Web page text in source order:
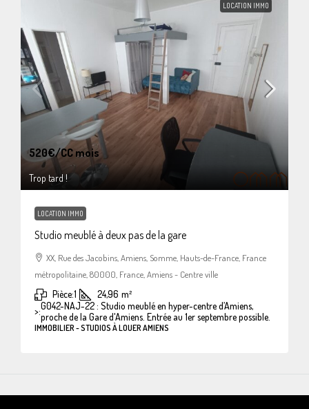
LOCATION IMMO
520€/CC mois
Trop tard !
LOCATION IMMO
Studio meublé à deux pas de la gare
XX, Rue des Jacobins, Amiens, Somme, Hauts-de-France, France
métropolitaine, 80000, France, Amiens - Centre ville
Pièce:1 24,96 m²
>:G042-NAJ-22 : Studio meublé en hyper-centre d’Amiens,
proche de la Gare d'Amiens. Entrée au 1er septembre possible.
IMMOBILIER - STUDIOS À LOUER AMIENS